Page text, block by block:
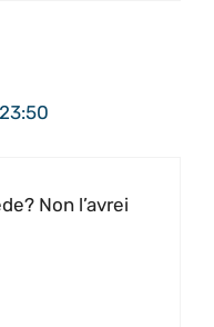
Non l’avrei